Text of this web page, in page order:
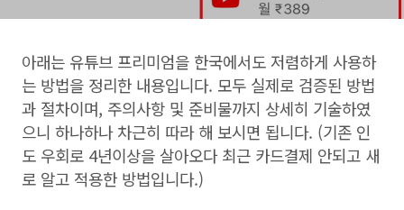
아래는 유튜브 프리미엄을 한국에서도 저렴하게 사용하
는 방법을 정리한 내용입니다. 모두 실제로 검증된 방법
과 절차이며, 주의사항 및 준비물까지 상세히 기술하였
으니 하나하나 차근히 따라 해 보시면 됩니다. (기존 인
도 우회로 4년이상을 살아오다 최근 카드결제 안되고 새
로 알고 적용한 방법입니다.)